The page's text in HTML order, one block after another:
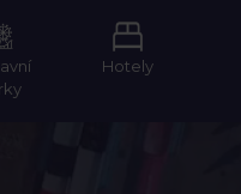
Hotely